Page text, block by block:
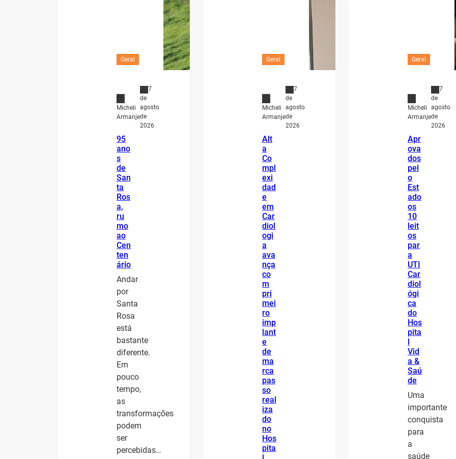
Geral
Micheli
Armanje
7
de
agosto
de
2026
95
ano
s
de
San
ta
Ros
a,
ru
mo
ao
Cen
ten
ário
Andar
por
Santa
Rosa
está
bastante
diferente.
Em
pouco
tempo,
as
transformações
podem
ser
percebidas…
Geral
Micheli
Armanje
7
de
agosto
de
2026
Alt
a
Co
mpl
exi
dad
e
em
Car
diol
ogi
a
ava
nça
co
m
pri
mei
ro
imp
lant
e
de
ma
rca
pas
so
real
iza
do
no
Hos
pita
Geral
Micheli
Armanje
7
de
agosto
de
2026
Apr
ova
dos
pel
o
Est
ado
os
10
leit
os
par
a
UTI
Car
diol
ógi
ca
do
Hos
pita
Vid
a &
Saú
de
Uma
importante
conquista
para
a
saúde